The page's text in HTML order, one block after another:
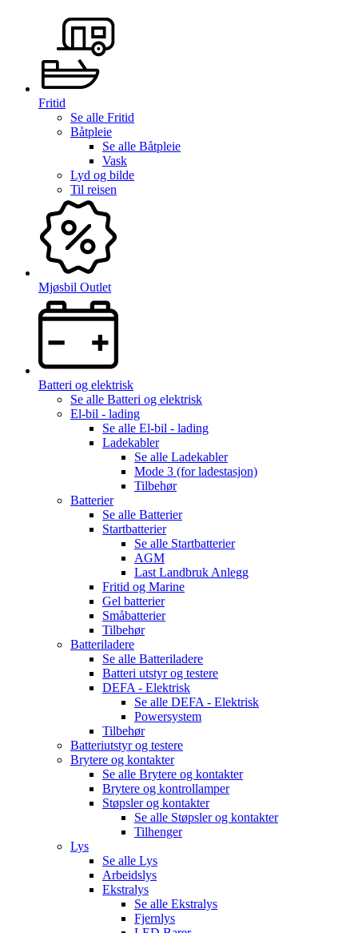
Fritid
Se alle Fritid
Båtpleie
Se alle Båtpleie
Vask
Lyd og bilde
Til reisen
Mjøsbil Outlet
Batteri og elektrisk
Se alle Batteri og elektrisk
El-bil - lading
Se alle El-bil - lading
Ladekabler
Se alle Ladekabler
Mode 3 (for ladestasjon)
Tilbehør
Batterier
Se alle Batterier
Startbatterier
Se alle Startbatterier
AGM
Last Landbruk Anlegg
Fritid og Marine
Gel batterier
Småbatterier
Tilbehør
Batteriladere
Se alle Batteriladere
Batteri utstyr og testere
DEFA - Elektrisk
Se alle DEFA - Elektrisk
Powersystem
Tilbehør
Batteriutstyr og testere
Brytere og kontakter
Se alle Brytere og kontakter
Brytere og kontrollamper
Støpsler og kontakter
Se alle Støpsler og kontakter
Tilhenger
Lys
Se alle Lys
Arbeidslys
Ekstralys
Se alle Ekstralys
Fjernlys